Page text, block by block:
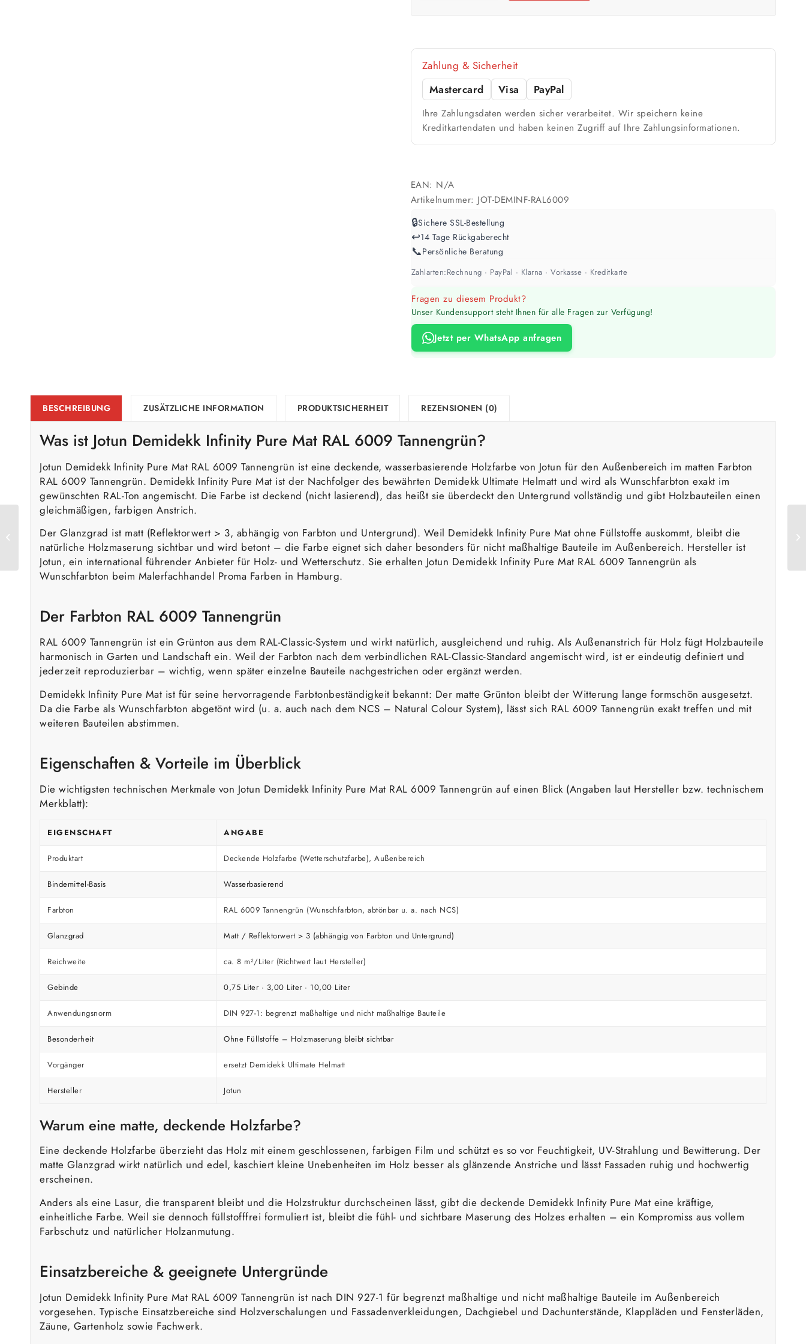
Farbig / dunkel
2 Anstriche empfohlen
Werte sind Richtwerte und können je nach Untergrund und Werkzeug abweichen. Für 10 % Reserve wird automatisch
aufgerundet.
Zahlung & Sicherheit
Mastercard
Visa PayPal
Ihre Zahlungsdaten werden sicher verarbeitet. Wir speichern keine
Kreditkartendaten und haben keinen Zugriff auf Ihre Zahlungsinformationen.
EAN: N/A
Artikelnummer: JOT-DEMINF-RAL6009
🔒Sichere SSL-Bestellung
↩️14 Tage Rückgaberecht
📞Persönliche Beratung
Zahlarten:Rechnung · PayPal · Klarna · Vorkasse · Kreditkarte
Fragen zu diesem Produkt?
Unser Kundensupport steht Ihnen für alle Fragen zur Verfügung!
Jetzt per WhatsApp anfragen
BESCHREIBUNG ZUSÄTZLICHE INFORMATION PRODUKTSICHERHEIT REZENSIONEN (0)
Was ist Jotun Demidekk Infinity Pure Mat RAL 6009 Tannengrün?
Jotun Demidekk Infinity Pure Mat RAL 6009 Tannengrün ist eine deckende, wasserbasierende Holzfarbe von Jotun für den Außenbereich im matten Farbton
RAL 6009 Tannengrün. Demidekk Infinity Pure Mat ist der Nachfolger des bewährten Demidekk Ultimate Helmatt und wird als Wunschfarbton exakt im
gewünschten RAL-Ton angemischt. Die Farbe ist deckend (nicht lasierend), das heißt sie überdeckt den Untergrund vollständig und gibt Holzbauteilen einen
gleichmäßigen, farbigen Anstrich.
Der Glanzgrad ist matt (Reflektorwert > 3, abhängig von Farbton und Untergrund). Weil Demidekk Infinity Pure Mat ohne Füllstoffe auskommt, bleibt die
natürliche Holzmaserung sichtbar und wird betont – die Farbe eignet sich daher besonders für nicht maßhaltige Bauteile im Außenbereich. Hersteller ist
Jotun, ein international führender Anbieter für Holz- und Wetterschutz. Sie erhalten Jotun Demidekk Infinity Pure Mat RAL 6009 Tannengrün als
Wunschfarbton beim Malerfachhandel Proma Farben in Hamburg.
Der Farbton RAL 6009 Tannengrün
RAL 6009 Tannengrün ist ein Grünton aus dem RAL-Classic-System und wirkt natürlich, ausgleichend und ruhig. Als Außenanstrich für Holz fügt Holzbauteile
harmonisch in Garten und Landschaft ein. Weil der Farbton nach dem verbindlichen RAL-Classic-Standard angemischt wird, ist er eindeutig definiert und
jederzeit reproduzierbar – wichtig, wenn später einzelne Bauteile nachgestrichen oder ergänzt werden.
Demidekk Infinity Pure Mat ist für seine hervorragende Farbtonbeständigkeit bekannt: Der matte Grünton bleibt der Witterung lange formschön ausgesetzt.
Da die Farbe als Wunschfarbton abgetönt wird (u. a. auch nach dem NCS – Natural Colour System), lässt sich RAL 6009 Tannengrün exakt treffen und mit
weiteren Bauteilen abstimmen.
Eigenschaften & Vorteile im Überblick
Die wichtigsten technischen Merkmale von Jotun Demidekk Infinity Pure Mat RAL 6009 Tannengrün auf einen Blick (Angaben laut Hersteller bzw. technischem
Merkblatt):
EIGENSCHAFT ANGABE
Produktart Deckende Holzfarbe (Wetterschutzfarbe), Außenbereich
Bindemittel-Basis Wasserbasierend
Farbton RAL 6009 Tannengrün (Wunschfarbton, abtönbar u. a. nach NCS)
Glanzgrad Matt / Reflektorwert > 3 (abhängig von Farbton und Untergrund)
Reichweite ca. 8 m²/Liter (Richtwert laut Hersteller)
Gebinde 0,75 Liter · 3,00 Liter · 10,00 Liter
Anwendungsnorm DIN 927-1: begrenzt maßhaltige und nicht maßhaltige Bauteile
Besonderheit Ohne Füllstoffe – Holzmaserung bleibt sichtbar
Vorgänger ersetzt Demidekk Ultimate Helmatt
Hersteller Jotun
Warum eine matte, deckende Holzfarbe?
Eine deckende Holzfarbe überzieht das Holz mit einem geschlossenen, farbigen Film und schützt es so vor Feuchtigkeit, UV-Strahlung und Bewitterung. Der
matte Glanzgrad wirkt natürlich und edel, kaschiert kleine Unebenheiten im Holz besser als glänzende Anstriche und lässt Fassaden ruhig und hochwertig
erscheinen.
Anders als eine Lasur, die transparent bleibt und die Holzstruktur durchscheinen lässt, gibt die deckende Demidekk Infinity Pure Mat eine kräftige,
einheitliche Farbe. Weil sie dennoch füllstofffrei formuliert ist, bleibt die fühl- und sichtbare Maserung des Holzes erhalten – ein Kompromiss aus vollem
Farbschutz und natürlicher Holzanmutung.
Einsatzbereiche & geeignete Untergründe
Jotun Demidekk Infinity Pure Mat RAL 6009 Tannengrün ist nach DIN 927-1 für begrenzt maßhaltige und nicht maßhaltige Bauteile im Außenbereich
vorgesehen. Typische Einsatzbereiche sind Holzverschalungen und Fassadenverkleidungen, Dachgiebel und Dachunterstände, Klappläden und Fensterläden,
Zäune, Gartenholz sowie Fachwerk.
Pure Mat RAL 6008
Braungrün